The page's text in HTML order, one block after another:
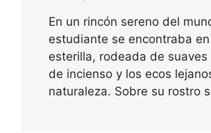
En un rincón sereno del
estudiante se encontraba
esterilla, rodeada de suaves
de incienso y los ecos
naturaleza. Sobre su rostro